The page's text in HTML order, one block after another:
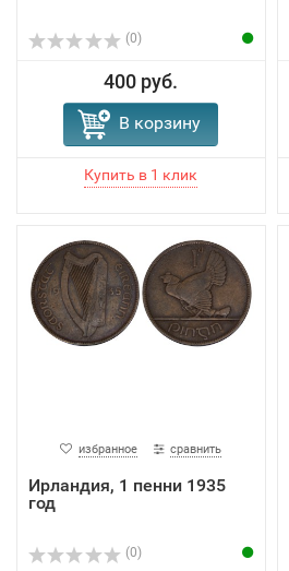
(0)
400 руб.
В корзину
избранное сравнить
Ирландия, 1 пенни 1935
год
(0)